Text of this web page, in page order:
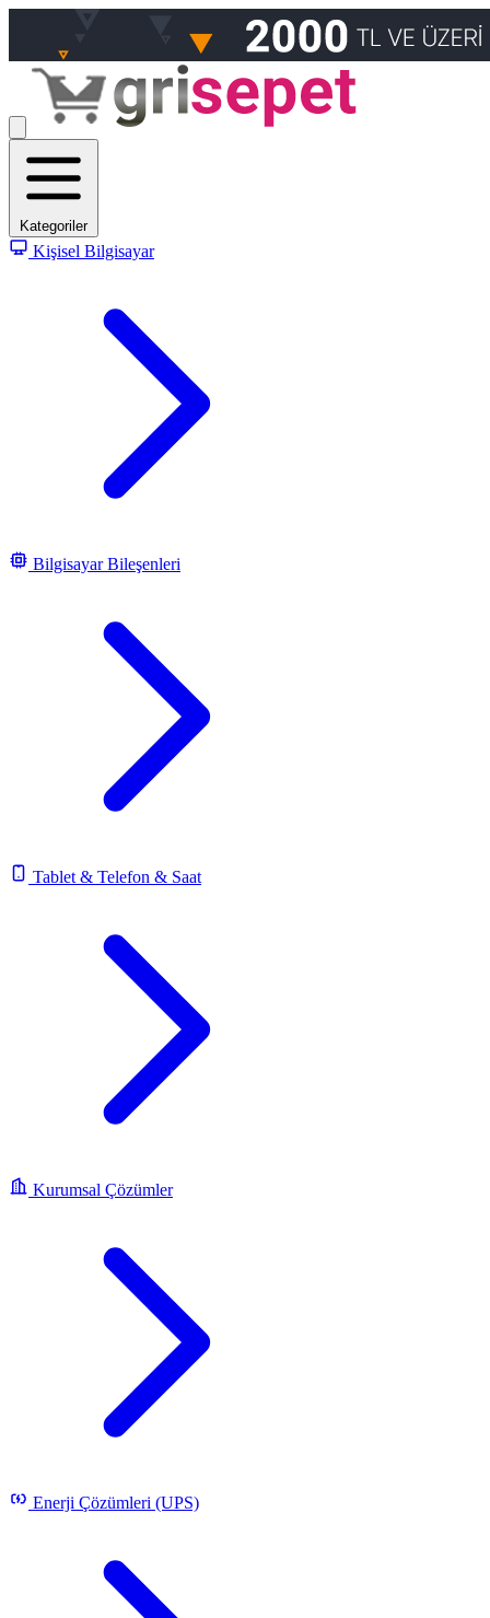
Kategoriler
Kişisel Bilgisayar
Bilgisayar Bileşenleri
Tablet & Telefon & Saat
Kurumsal Çözümler
Enerji Çözümleri (UPS)